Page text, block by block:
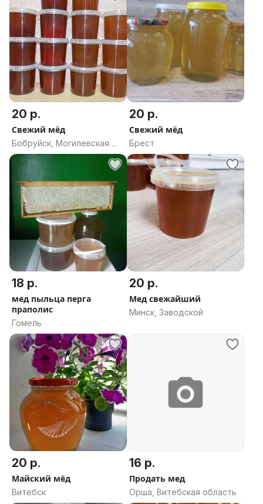
20 р.
Свежий мёд
Бобруйск, Могилевская
область
20 р.
Свежий мёд
Брест
18 р.
мед пыльца перга
праполис
Гомель
20 р.
Мед свежайший
Минск, Заводской
20 р.
Майский мёд
Витебск
16 р.
Продать мед
Орша, Витебская область